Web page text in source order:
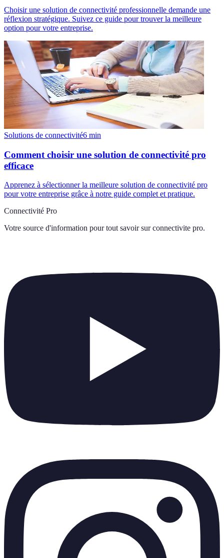
Choisir une solution de connectivité professionnelle demande une
réflexion stratégique. Suivez ce guide pour trouver la meilleure
option pour votre entreprise.
Solutions de connectivité6 min
Comment choisir une solution de connectivité pro
efficace
Apprenez à sélectionner la meilleure solution de connectivité pro
pour votre entreprise grâce à notre guide complet et pratique.
Connectivité Pro
Votre source d'information pour tout savoir sur connectivite pro.